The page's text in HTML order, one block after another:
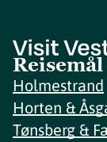
Reisemål
Holmestrand
Horten &
Tønsberg &